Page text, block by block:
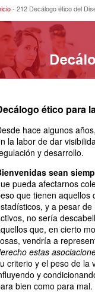
Decálogo ético
- 212 Decálogo ético del
ético para
hace algunos
la labor de dar
y desarrollo.
sean
pueda afectarnos
que tienen aquellos
y a pesar
no sería
que, en cierto
vendría a
estas
criterio y el peso de la
y
bien como para mal.